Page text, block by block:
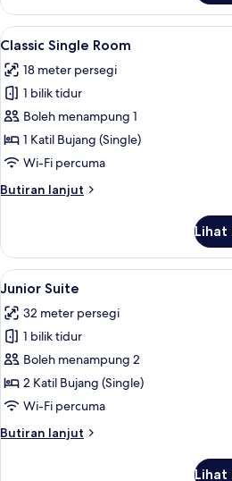
Double
Room
Lihat
semua
foto
untuk
Classic
Single
Room
6
Classic Single Room
18 meter persegi
1 bilik tidur
Boleh menampung 1
1 Katil Bujang (Single)
Wi-Fi percuma
Butiran lanjut
Butiran
Single
Room
Lihat
Lihat
semua
foto
untuk
Junior
Suite
6
Junior Suite
32 meter persegi
1 bilik tidur
Boleh menampung 2
2 Katil Bujang (Single)
Wi-Fi percuma
Butiran lanjut
Butiran
Lihat